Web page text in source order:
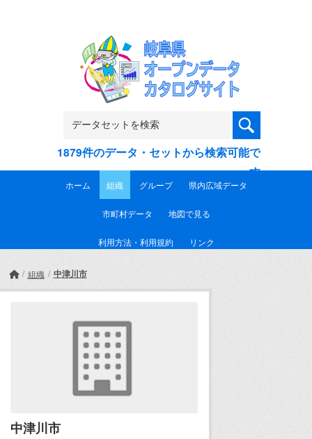
1879件のデータ・セットから検索可能で
す
ホーム 組織 グループ 県内広域データ
市町村データ 地図で見る
利用方法・利用規約 リンク
組織 中津川市
中津川市